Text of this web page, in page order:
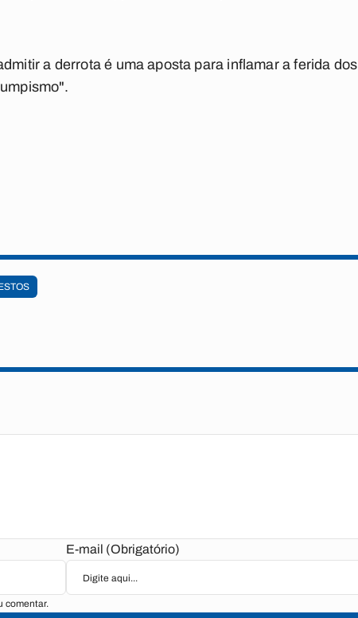
a derrota é uma aposta para inflamar a ferida dos
E-mail (Obrigatório)
comentar.